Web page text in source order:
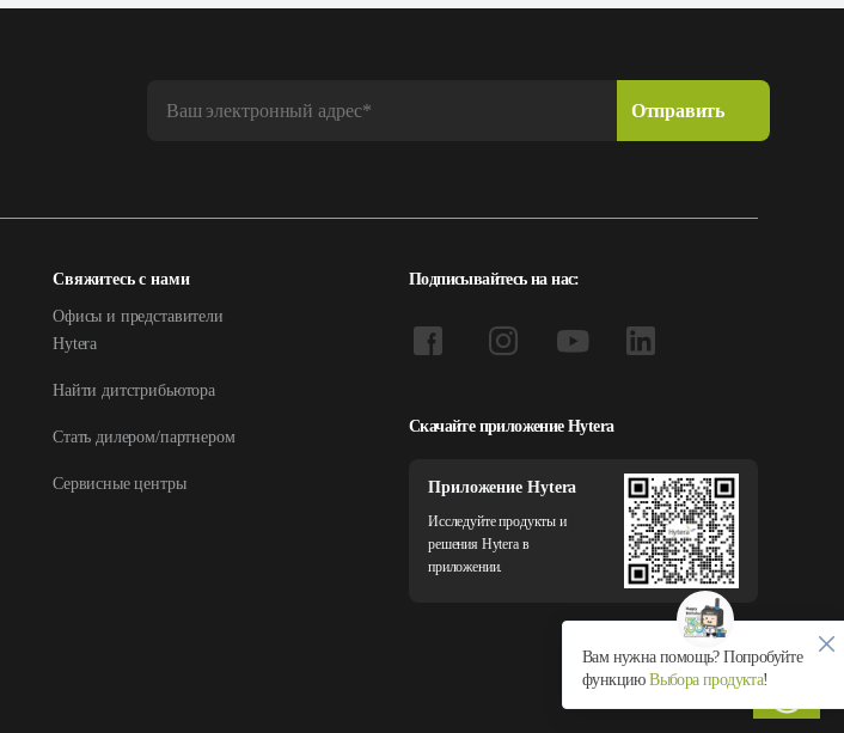
Свяжитесь с нами
Офисы и представители
Hytera
Найти дитстрибьютора
Стать дилером/партнером
Сервисные центры
Подписывайтесь на нас:
Скачайте приложение Hytera
Приложение Hytera
Исследуйте продукты и
решения Hytera в
приложении.
Вам нужна помощь? Попробуйте
функциюВыбора продукта!